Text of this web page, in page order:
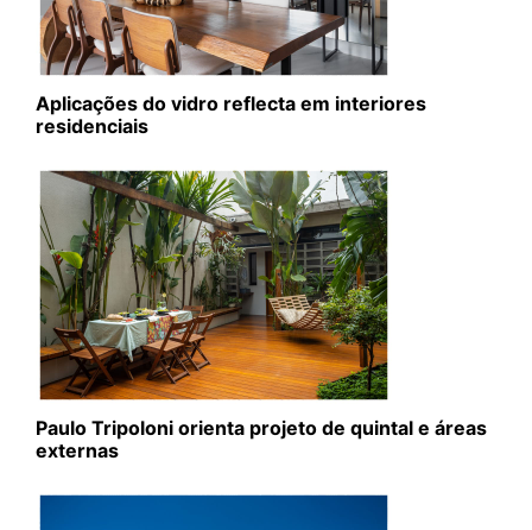
Aplicações do vidro reflecta em interiores
residenciais
Paulo Tripoloni orienta projeto de quintal e áreas
externas